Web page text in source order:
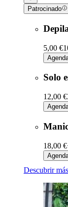
Patrocinado
5,00 €
Solo
12,00 €
18,00
Descubrir